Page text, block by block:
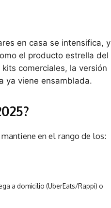
en casa se intensifica, y
el producto estrella del
comerciales, la versión
ya viene ensamblada.
en el rango de los:
a domicilio (UberEats/Rappi) o